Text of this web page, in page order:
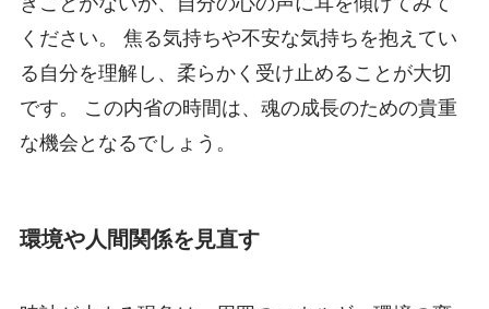
ください。 焦る気持ちや不安な気持ちを抱えてい
る自分を理解し、柔らかく受け止めることが大切
です。 この内省の時間は、魂の成長のための貴重
な機会となるでしょう。
環境や人間関係を見直す